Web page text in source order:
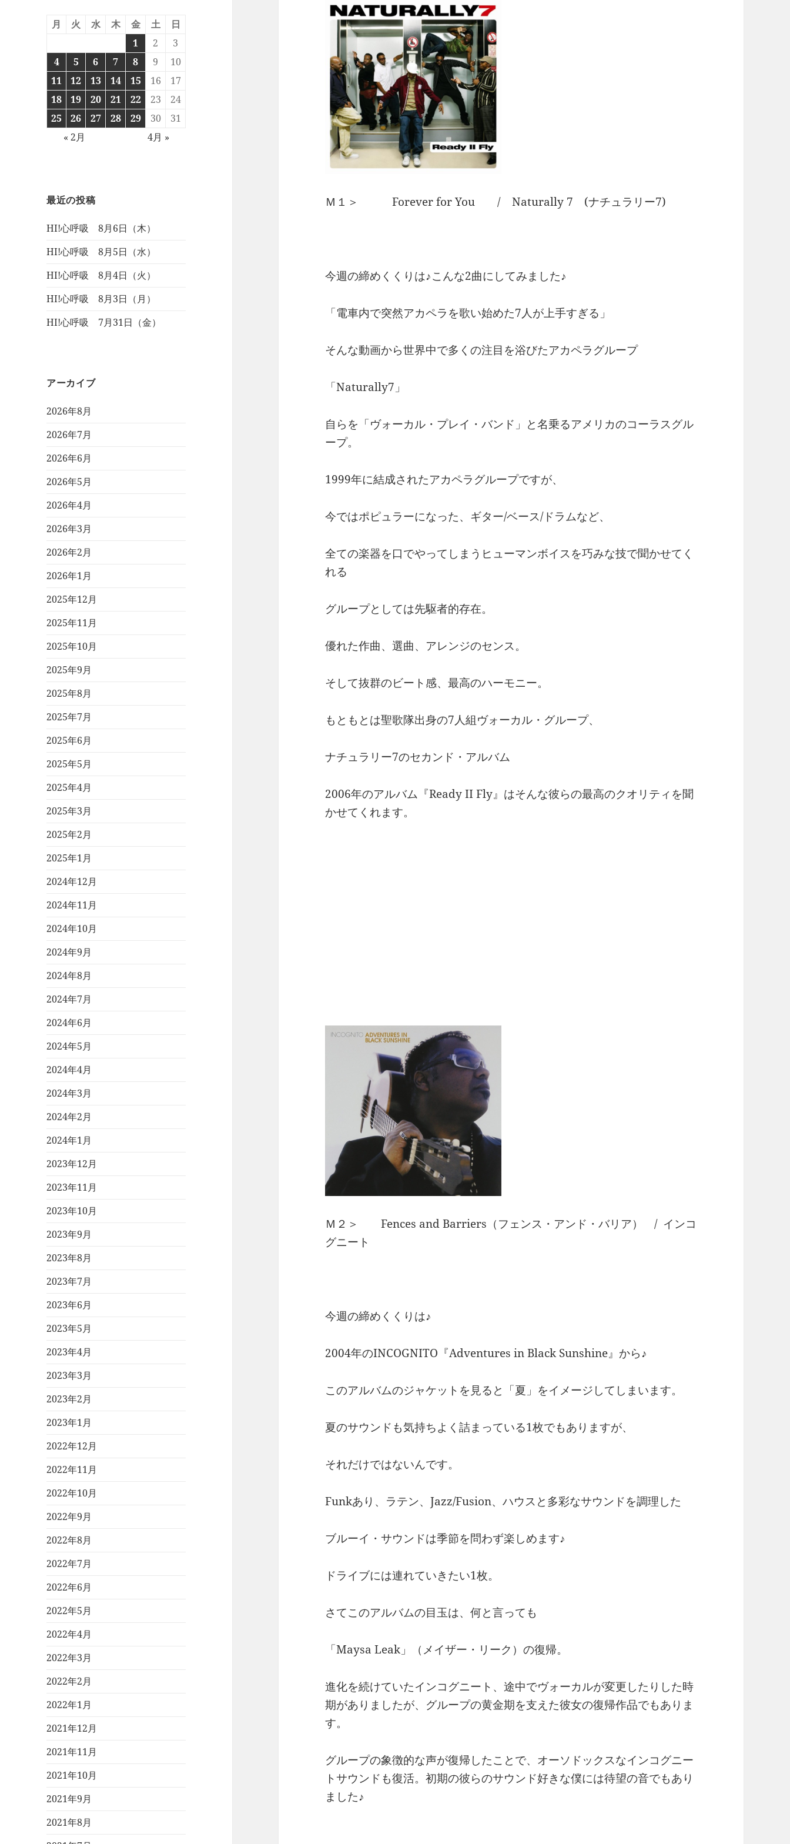
月 火 水 木 金 土
日
1
2
3
4
5 6 7 8 9
10
11
12 13 14 15 16
17
18
19 20 21 22 23
24
25
26 27 28 29 30
31
« 2月
4月 »
最近の投稿
HI!心呼吸 8月6日（木）
HI!心呼吸 8月5日（水）
HI!心呼吸 8月4日（火）
HI!心呼吸 8月3日（月）
HI!心呼吸 7月31日（金）
アーカイブ
2026年8月
2026年7月
2026年6月
2026年5月
2026年4月
2026年3月
2026年2月
2026年1月
2025年12月
2025年11月
2025年10月
2025年9月
2025年8月
2025年7月
2025年6月
2025年5月
2025年4月
2025年3月
2025年2月
2025年1月
2024年12月
2024年11月
2024年10月
2024年9月
2024年8月
2024年7月
2024年6月
2024年5月
2024年4月
2024年3月
2024年2月
2024年1月
2023年12月
2023年11月
2023年10月
2023年9月
2023年8月
2023年7月
2023年6月
2023年5月
2023年4月
2023年3月
2023年2月
2023年1月
2022年12月
2022年11月
2022年10月
2022年9月
2022年8月
2022年7月
2022年6月
2022年5月
2022年4月
2022年3月
2022年2月
2022年1月
2021年12月
2021年11月
2021年10月
2021年9月
2021年8月
Ｍ１＞ Forever for You / Naturally 7 (ナチュラリー7)
今週の締めくくりは♪こんな2曲にしてみました♪
「電車内で突然アカペラを歌い始めた7人が上手すぎる」
そんな動画から世界中で多くの注目を浴びたアカペラグループ
「Naturally7」
自らを「ヴォーカル・プレイ・バンド」と名乗るアメリカのコーラスグル
ープ。
1999年に結成されたアカペラグループですが、
今ではポピュラーになった、ギター/ベース/ドラムなど、
全ての楽器を口でやってしまうヒューマンボイスを巧みな技で聞かせてく
れる
グループとしては先駆者的存在。
優れた作曲、選曲、アレンジのセンス。
そして抜群のビート感、最高のハーモニー。
もともとは聖歌隊出身の7人組ヴォーカル・グループ、
ナチュラリー7のセカンド・アルバム
2006年のアルバム『Ready II Fly』はそんな彼らの最高のクオリティを聞
かせてくれます。
Ｍ２＞ Fences and Barriers（フェンス・アンド・バリア） / インコ
グニート
今週の締めくくりは♪
2004年のINCOGNITO『Adventures in Black Sunshine』から♪
このアルバムのジャケットを見ると「夏」をイメージしてしまいます。
夏のサウンドも気持ちよく詰まっている1枚でもありますが、
それだけではないんです。
Funkあり、ラテン、Jazz/Fusion、ハウスと多彩なサウンドを調理した
ブルーイ・サウンドは季節を問わず楽しめます♪
ドライブには連れていきたい1枚。
さてこのアルバムの目玉は、何と言っても
「Maysa Leak」（メイザー・リーク）の復帰。
進化を続けていたインコグニート、途中でヴォーカルが変更したりした時
期がありましたが、グループの黄金期を支えた彼女の復帰作品でもありま
す。
グループの象徴的な声が復帰したことで、オーソドックスなインコグニー
トサウンドも復活。初期の彼らのサウンド好きな僕には待望の音でもあり
ました♪